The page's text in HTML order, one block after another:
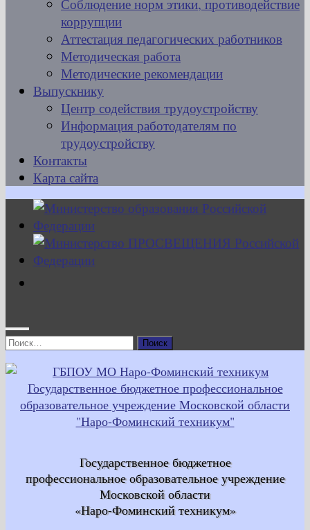
Соблюдение норм этики, противодействие
коррупции
Аттестация педагогических работников
Методическая работа
Методические рекомендации
Выпускнику
Центр содействия трудоустройству
Информация работодателям по
трудоустройству
Контакты
Карта сайта
Найти:
Государственное бюджетное
профессиональное образовательное учреждение
Московской области
«Наро-Фоминский техникум»